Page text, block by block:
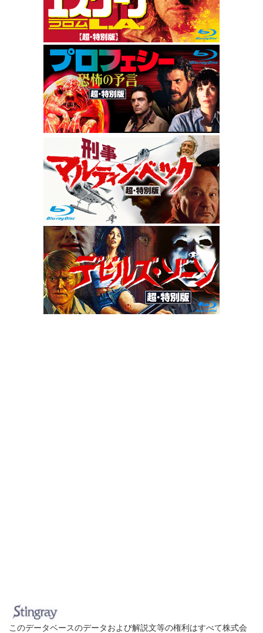
このデータベースのデータおよび解説文等の権利はすべて株式会